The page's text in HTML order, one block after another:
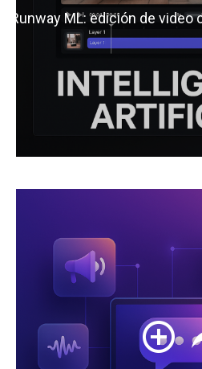
Runway ML: edición de video